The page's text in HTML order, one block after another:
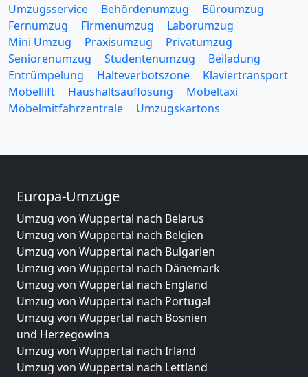
Umzugsservice Behördenumzug
Büroumzug
Fernumzug
Firmenumzug
Laborumzug
Mini Umzug
Praxisumzug
Privatumzug
Seniorenumzug
Studentenumzug
Beiladung
Entrümpelung
Halteverbotszone
Klaviertransport
Möbellift
Haushaltsauflösung
Möbeltaxi
Möbelmitfahrzentrale
Umzugskartons
Europa-Umzüge
Umzug von Wuppertal nach Belarus
Umzug von Wuppertal nach Belgien
Umzug von Wuppertal nach Bulgarien
Umzug von Wuppertal nach Dänemark
Umzug von Wuppertal nach England
Umzug von Wuppertal nach Portugal
Umzug von Wuppertal nach Bosnien
und Herzegowina
Umzug von Wuppertal nach Irland
Umzug von Wuppertal nach Lettland